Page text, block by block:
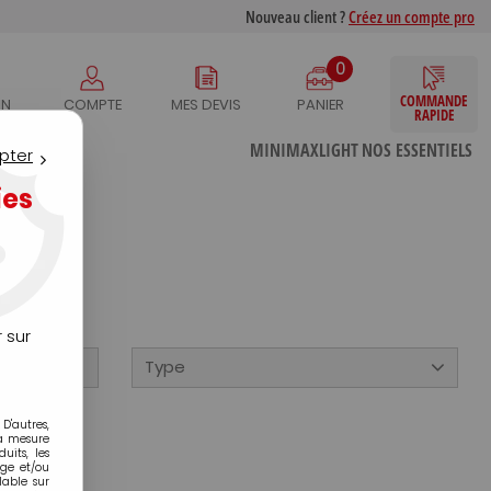
Nouveau client ?Créez un compte pro
COMPTE MES DEVIS
0
PANIER COMMANDE
RAPIDE
MINIMAXLIGHTNOS ESSENTIELS
Type
sur
mesure
les
et/ou
sur